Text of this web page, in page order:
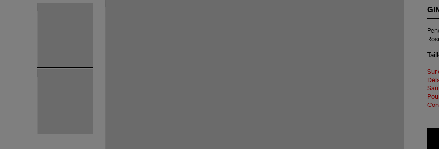
Or
Sur